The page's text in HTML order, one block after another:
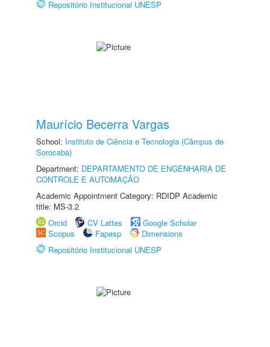
Repositório Institucional UNESP
Maurício Becerra Vargas
School: Instituto de Ciência e Tecnologia (Câmpus de
Sorocaba)
Department: DEPARTAMENTO DE ENGENHARIA DE
CONTROLE E AUTOMAÇÃO
Academic Appointment Category: RDIDP Academic
title: MS-3.2
Orcid
CV Lattes
Google Scholar
Scopus
Fapesp
Dimensions
Repositório Institucional UNESP